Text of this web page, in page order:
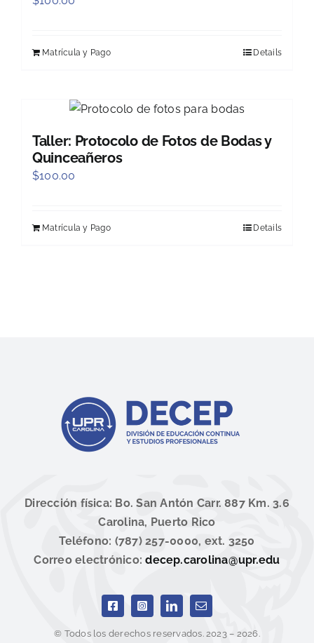
Matrícula y Pago Details
Taller: Protocolo de Fotos de Bodas y
Quinceañeros
$100.00
Matrícula y Pago Details
Dirección física: Bo. San Antón Carr. 887 Km. 3.6
Carolina, Puerto Rico
Teléfono: (787) 257-0000, ext. 3250
Correo electrónico:decep.carolina@upr.edu
© Todos los derechos reservados. 2023 – 2026.